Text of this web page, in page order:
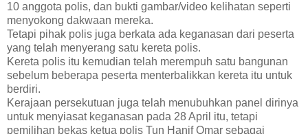
10 anggota polis, dan bukti gambar/video kelihatan seperti
menyokong dakwaan mereka.
Tetapi pihak polis juga berkata ada keganasan dari peserta
yang telah menyerang satu kereta polis.
Kereta polis itu kemudian telah merempuh satu bangunan
sebelum beberapa peserta menterbalikkan kereta itu untuk
berdiri.
Kerajaan persekutuan juga telah menubuhkan panel dirinya
untuk menyiasat keganasan pada 28 April itu, tetapi
pemilihan bekas ketua polis Tun Hanif Omar sebagai